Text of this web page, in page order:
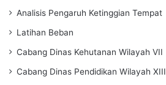
Analisis Pengaruh Ketinggian Tempat
Latihan Beban
Cabang Dinas Kehutanan Wilayah VII
Cabang Dinas Pendidikan Wilayah XIII